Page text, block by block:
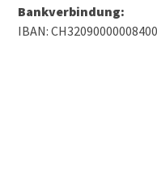
Bankverbindung:
IBAN: